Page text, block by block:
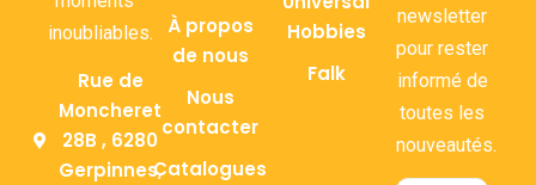
inoubliables.
Rue de
Moncheret
28B , 6280
Gerpinnes,
À propos
de nous
Nous
contacter
Catalogues
Hobbies
Falk
newsletter
pour rester
informé de
toutes les
nouveautés.